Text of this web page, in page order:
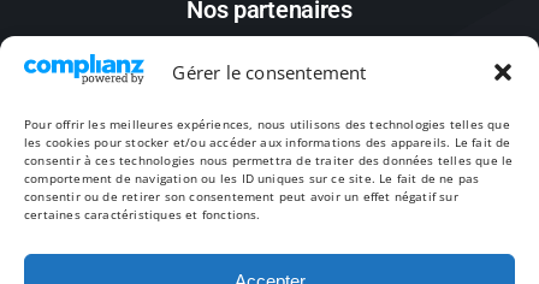
Gérer le consentement
Pour offrir les meilleures expériences, nous utilisons des technologies telles que
les cookies pour stocker et/ou accéder aux informations des appareils. Le fait de
consentir à ces technologies nous permettra de traiter des données telles que le
comportement de navigation ou les ID uniques sur ce site. Le fait de ne pas
consentir ou de retirer son consentement peut avoir un effet négatif sur
certaines caractéristiques et fonctions.
Nos partenaires